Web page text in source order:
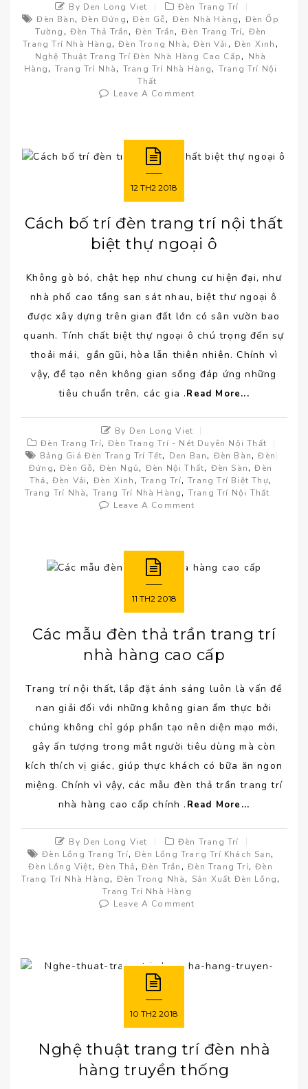
By Den Long Viet
Đèn Trang Trí
Đèn Bàn,Đèn Đứng,Đèn Gỗ , Đèn Nhà Hàng, Đèn Ốp
Tường , Đèn Thả Trần, Đèn Trần, Đèn Trang Trí, Đèn
Trang Trí Nhà Hàng,Đèn Trong Nhà,Đèn Vải ,Đèn Xinh ,
Nghệ Thuật Trang Trí Đèn Nhà Hàng Cao Cấp, Nhà
Hàng, Trang Trí Nhà, Trang Trí Nhà Hàng, Trang Trí Nội
Thất
Leave A Comment
12 TH2 2018
Cách bố trí đèn trang trí nội thất
biệt thự ngoại ô
Không gò bó, chật hẹp như chung cư hiện đại, như
nhà phố cao tầng san sát nhau, biệt thư ngoại ô
được xây dựng trên gian đất lớn có sân vườn bao
quanh. Tính chất biệt thự ngoại ô chú trọng đến sự
thoải mái, gần gũi, hòa lẫn thiên nhiên. Chính vì
vậy, để tạo nên không gian sống đáp ứng những
tiêu chuẩn trên, các gia .Read More...
By Den Long Viet
Đèn Trang Trí,Đèn Trang Trí - Nét Duyên Nội Thất
Bảng Giá Đèn Trang Trí Tết, Den Ban, Đèn Bàn,Đèn
Đứng,Đèn Gỗ, Đèn Ngủ, Đèn Nội Thất, Đèn Sàn,Đèn
Thả,Đèn Vải, Đèn Xinh , Trang Trí,Trang Trí Biệt Thự,
Trang Trí Nhà, Trang Trí Nhà Hàng, Trang Trí Nội Thất
Leave A Comment
11 TH2 2018
Các mẫu đèn thả trần trang trí
nhà hàng cao cấp
Trang trí nội thất, lắp đặt ánh sáng luôn là vấn đề
nan giải đối với những không gian ẩm thực bởi
chúng không chỉ góp phần tạo nên diện mạo mới,
gây ấn tượng trong mắt người tiêu dùng mà còn
kích thích vị giác, giúp thực khách có bữa ăn ngon
miệng. Chính vì vậy, các mẫu đèn thả trần trang trí
nhà hàng cao cấp chính . Read More...
By Den Long Viet
Đèn Trang Trí
Đèn Lồng Trang Trí,Đèn Lồng Trang Trí Khách Sạn,
Đèn Lồng Việt,Đèn Thả,Đèn Trần ,Đèn Trang Trí,Đèn
Trang Trí Nhà Hàng, Đèn Trong Nhà, Sản Xuất Đèn Lồng,
Trang Trí Nhà Hàng
Leave A Comment
10 TH2 2018
Nghệ thuật trang trí đèn nhà
hàng truyền thống